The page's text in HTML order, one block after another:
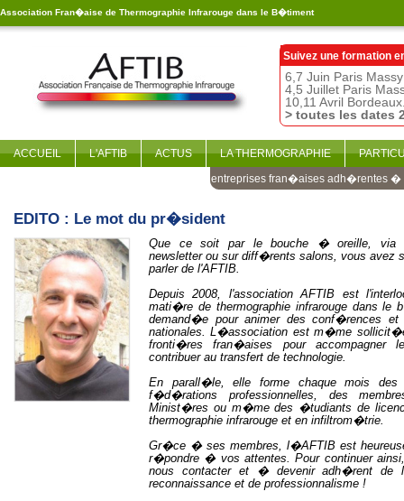
Association Fran�aise de Thermographie Infrarouge dans le B�timent
Suivez une formation
6,7 Juin Paris Massy
4,5 Juillet Paris
10,11 Avril
> toutes les dates
ACCUEIL L'AFTIB ACTUS LA THERMOGRAPHIE
Les entreprises fran�aises adh�rentes �
EDITO : Le mot du pr�sident
Que ce soit par le bouche � oreille, via
newsletter ou sur diff�rents salons, vous avez
parler de l'AFTIB.
Depuis 2008, l'association AFTIB est
mati�re de thermographie infrarouge dans le
demand�e pour animer des conf�rences et
nationales. L�association est m�me
fronti�res fran�aises pour accompagner
contribuer au transfert de technologie.
En parall�le, elle forme chaque mois des
f�d�rations professionnelles, des
Minist�res ou m�me des �tudiants de
thermographie infrarouge et en infiltrom�trie.
Gr�ce � ses membres, l�AFTIB est
r�pondre � vos attentes. Pour continuer
nous contacter et � devenir adh�rent de
reconnaissance et de professionnalisme !